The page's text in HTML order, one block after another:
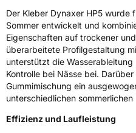
EffizienzB
Nasshaftung A
Rollgeräusch (Klasse)B
Rollgeräusch (dB)70
FahrzeugklasseC1
Der Kleber Dynaxer HP5 wurde
Sommer entwickelt und
Eigenschaften auf trockener
überarbeitete Profilgestaltung
unterstützt die
Kontrolle bei Nässe bei.
Gummimischung ein
unterschiedlichen sommerlichen
Effizienz und Laufleistung